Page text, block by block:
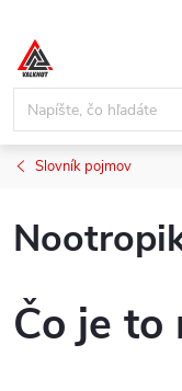
Prejsť
obsah
Slovník pojmov
Čo je